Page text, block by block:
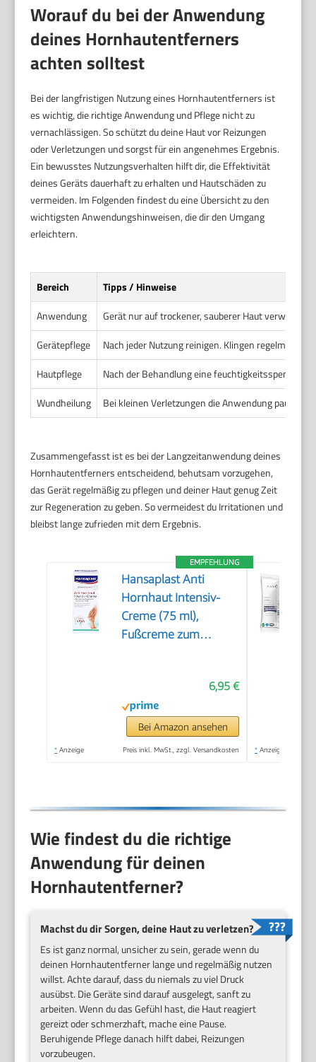
Worauf du bei der Anwendung
deines Hornhautentferners
achten solltest
Bei der langfristigen Nutzung eines Hornhautentferners ist
es wichtig, die richtige Anwendung und Pflege nicht zu
vernachlässigen. So schützt du deine Haut vor Reizungen
oder Verletzungen und sorgst für ein angenehmes Ergebnis.
Ein bewusstes Nutzungsverhalten hilft dir, die Effektivität
deines Geräts dauerhaft zu erhalten und Hautschäden zu
vermeiden. Im Folgenden findest du eine Übersicht zu den
wichtigsten Anwendungshinweisen, die dir den Umgang
erleichtern.
Bereich
Tipps / Hinweise
Anwendung
Gerät nur auf trockener, sauberer Haut
Gerätepflege
Nach jeder Nutzung reinigen. Klingen regelmäßig
Hautpflege
Nach der Behandlung eine
Wundheilung
Bei kleinen Verletzungen die Anwendung
Zusammengefasst ist es bei der Langzeitanwendung deines
Hornhautentferners entscheidend, behutsam vorzugehen,
das Gerät regelmäßig zu pflegen und deiner Haut genug Zeit
zur Regeneration zu geben. So vermeidest du Irritationen und
bleibst lange zufrieden mit dem Ergebnis.
EMPFEHLUNG
Hansaplast Anti
Hornhaut Intensiv-
Creme (75 ml),
Fußcreme zum
Hornhaut Creme
pflegt sehr trockene
Haut mit Urea
6,95 €
Bei Amazon ansehen
* Anzeige Preis inkl. MwSt., zzgl. Versandkosten * Anzeige
Wie findest du die richtige
Anwendung für deinen
Hornhautentferner?
Machst du dir Sorgen, deine Haut zu verletzen?
Es ist ganz normal, unsicher zu sein, gerade wenn du
deinen Hornhautentferner lange und regelmäßig nutzen
willst. Achte darauf, dass du niemals zu viel Druck
ausübst. Die Geräte sind darauf ausgelegt, sanft zu
arbeiten. Wenn du das Gefühl hast, die Haut reagiert
gereizt oder schmerzhaft, mache eine Pause.
Beruhigende Pflege danach hilft dabei, Reizungen
vorzubeugen.